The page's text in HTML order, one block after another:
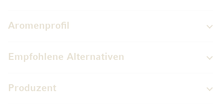
Aromenprofil
Empfohlene Alternativen
Produzent